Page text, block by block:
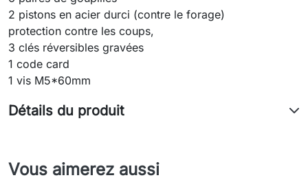
2 pistons en acier durci (contre le forage)
protection contre les coups,
3 clés réversibles gravées
1 code card
1 vis M5*60mm
Détails du produit
Vous aimerez aussi